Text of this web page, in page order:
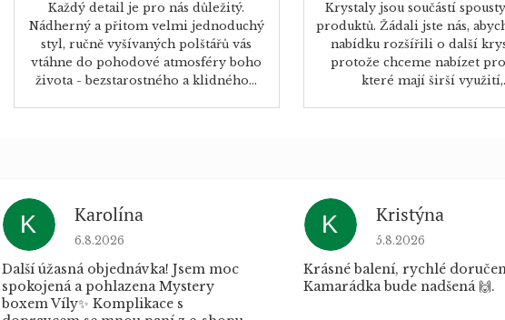
Každý detail je pro nás důležitý.
Nádherný a přitom velmi jednoduchý
styl, ručně vyšívaných polštářů vás
vtáhne do pohodové atmosféry boho
života - bezstarostného a klidného...
Krystaly jsou součástí
produktů. Žádali jste nás,
nabídku rozšířili o další
protože chceme nabízet
které mají širší
K Karolína
Hodnocení obchodu je 5 z 5 hvězdiček.
6.8.2026
Další úžasná objednávka! Jsem moc
spokojená a pohlazena Mystery
boxem Víly✨ Komplikace s
K Kristýna
Hodnocení
5.8.2026
Krásné balení, rychlé
Kamarádka bude nadšená 🙌.